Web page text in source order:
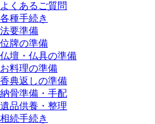
よくあるご質問
各種手続き
法要準備
位牌の準備
仏壇・仏具の準備
お料理の準備
香典返しの準備
納骨準備・手配
遺品供養・整理
相続手続き